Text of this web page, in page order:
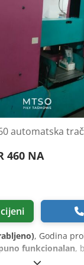
automatska
460 NA
, Godina
funkcionalan,
okruglog čelika